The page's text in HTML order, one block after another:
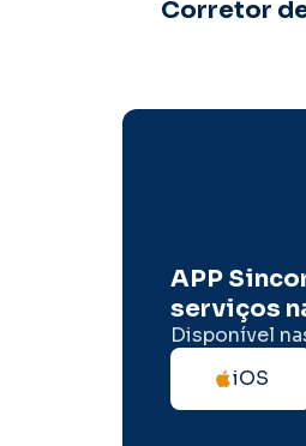
Corretor
APP
serviços
Disponível
iOS